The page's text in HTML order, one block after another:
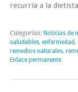
recurría a la
Categorías: Noticias de
saludables, enfermedad,
remedios naturales,
Enlace permanente